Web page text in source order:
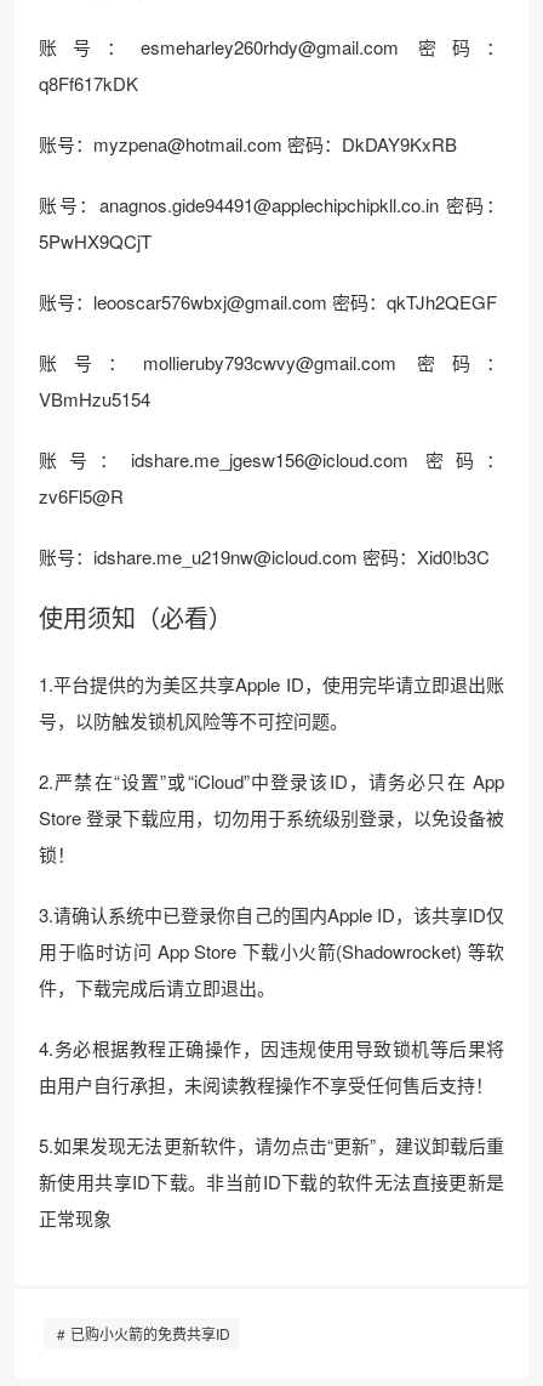
账号： esmeharley260rhdy@gmail.com 密码：
q8Ff617kDK
账号： myzpena@hotmail.com 密码：DkDAY9KxRB
账号： anagnos.gide94491@applechipchipkll.co.in 密码：
5PwHX9QCjT
账号： leooscar576wbxj@gmail.com 密码：qkTJh2QEGF
账号： mollieruby793cwvy@gmail.com 密码：
VBmHzu5154
账号： idshare.me_jgesw156@icloud.com 密码：
zv6Fl5@R
账号： idshare.me_u219nw@icloud.com 密码：Xid0!b3C
使用须知（必看）
1.平台提供的为美区共享Apple ID，使用完毕请立即退出账
号，以防触发锁机风险等不可控问题。
2.严禁在“设置”或“iCloud”中登录该ID，请务必只在 App
Store 登录下载应用，切勿用于系统级别登录，以免设备被
锁！
3.请确认系统中已登录你自己的国内Apple ID，该共享ID仅
用于临时访问 App Store 下载小火箭(Shadowrocket) 等软
件，下载完成后请立即退出。
4.务必根据教程正确操作，因违规使用导致锁机等后果将
由用户自行承担，未阅读教程操作不享受任何售后支持！
5.如果发现无法更新软件，请勿点击“更新”，建议卸载后重
新使用共享ID下载。非当前ID下载的软件无法直接更新是
正常现象
已购小火箭的免费共享ID